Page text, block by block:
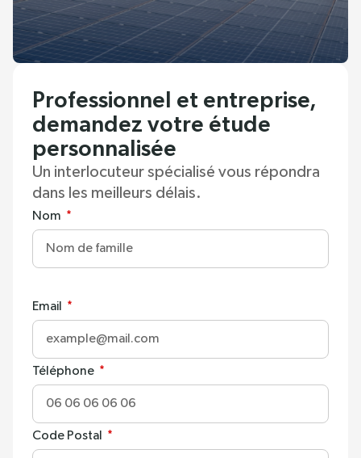
Professionnel et entreprise,
demandez votre étude
personnalisée
Un interlocuteur spécialisé vous répondra
dans les meilleurs délais.
Nom
Email
0/ 280
Téléphone
:
0/ 280
Code Postal